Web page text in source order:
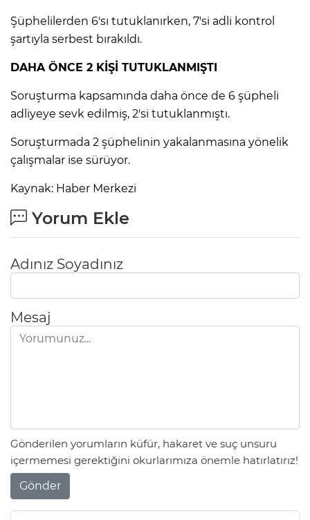
Şüphelilerden 6'sı tutuklanırken, 7'si adli kontrol
şartıyla serbest bırakıldı.
DAHA ÖNCE 2 KİŞİ TUTUKLANMIŞTI
Soruşturma kapsamında daha önce de 6 şüpheli
adliyeye sevk edilmiş, 2'si tutuklanmıştı.
Soruşturmada 2 şüphelinin yakalanmasına yönelik
çalışmalar ise sürüyor.
Kaynak: Haber Merkezi
Yorum Ekle
Adınız Soyadınız
Mesaj
Gönderilen yorumların küfür, hakaret ve suç unsuru
içermemesi gerektiğini okurlarımıza önemle hatırlatırız!
Gönder